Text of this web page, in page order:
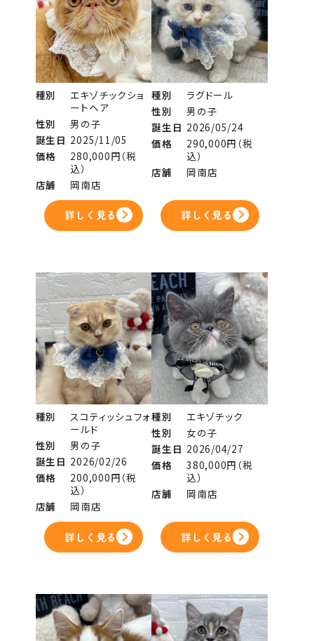
種別
エキゾチックショ
ートヘア
性別
男の子
誕生日 2025/11/05
価格
280,000円（税
込）
店舗
岡南店
詳しく見る
種別
ラグドール
性別
男の子
誕生日 2026/05/24
価格
290,000円（税
込）
店舗
岡南店
詳しく見る
種別
スコティッシュフォ
ールド
性別
男の子
誕生日 2026/02/26
価格
200,000円（税
込）
店舗
岡南店
詳しく見る
種別
エキゾチック
性別
女の子
誕生日 2026/04/27
価格
380,000円（税
込）
店舗
岡南店
詳しく見る